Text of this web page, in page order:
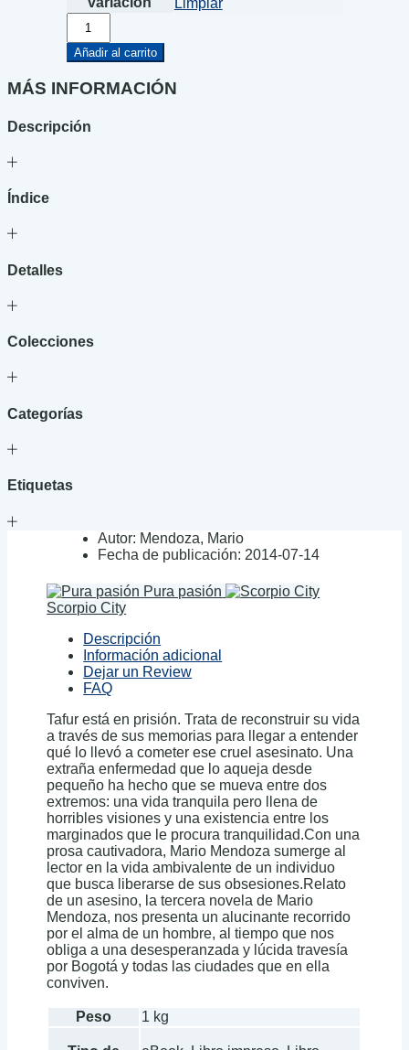
Limpiar
Relato
un
cantidad
Añadir al carrito
MÁS INFORMACIÓN
Descripción
Índice
Detalles
Colecciones
Categorías
Etiquetas
Autor: Mendoza, Mario
Fecha de publicación: 2014-07-14
Pura pasión
Scorpio City
Descripción
Información adicional
Dejar un Review
FAQ
Tafur está en prisión. Trata de reconstruir su vida
a través de sus memorias para llegar a entender
qué lo llevó a cometer ese cruel asesinato. Una
extraña enfermedad que lo aqueja desde
pequeño ha hecho que se mueva entre dos
extremos: una vida tranquila pero llena de
horribles visiones y una existencia entre los
marginados que le procura tranquilidad.Con una
prosa cautivadora, Mario Mendoza sumerge al
lector en la vida ambivalente de un individuo
que busca liberarse de sus obsesiones.Relato
de un asesino, la tercera novela de Mario
Mendoza, nos presenta un alucinante recorrido
por el alma de un hombre, al tiempo que nos
obliga a una desesperanzada y lúcida travesía
por Bogotá y todas las ciudades que en ella
conviven.
Peso 1 kg